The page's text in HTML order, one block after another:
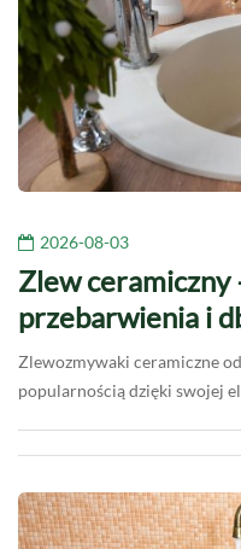
2026-08-03
Zlew ceramiczny
przebarwienia i
Zlewozmywaki ceramiczne
popularnością dzięki swojej